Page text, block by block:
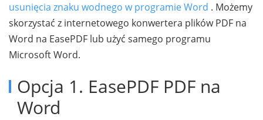
usunięcia znaku wodnego w programie Word . Możemy
skorzystać z internetowego konwertera plików PDF na
Word na EasePDF lub użyć samego programu
Microsoft Word.
Opcja 1. EasePDF PDF na
Word